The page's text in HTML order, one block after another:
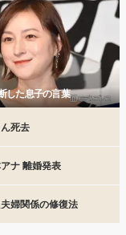
した息子の言葉
死去
ナ 離婚発表
婦関係の修復法